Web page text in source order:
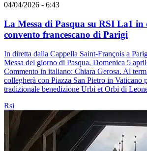
04/04/2026 - 6:43
La Messa di Pasqua su RSI La1 in
convento francescano di Parigi
In diretta dalla Cappella Saint-François a
Messa del giorno di Pasqua, Domenica 5
Commento in italiano: Chiara Gerosa. Al
collegherà con Piazza San Pietro in Vaticano
tradizionale benedizione Urbi et Orbi di
Rsi